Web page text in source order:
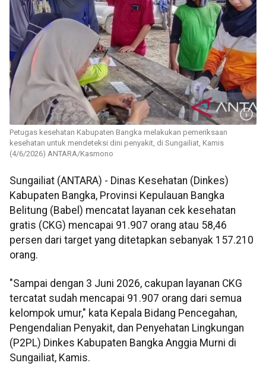
Petugas kesehatan Kabupaten Bangka melakukan pemeriksaan
kesehatan untuk mendeteksi dini penyakit, di Sungailiat, Kamis
(4/6/2026) ANTARA/Kasmono
Sungailiat (ANTARA) - Dinas Kesehatan (Dinkes)
Kabupaten Bangka, Provinsi Kepulauan Bangka
Belitung (Babel) mencatat layanan cek kesehatan
gratis (CKG) mencapai 91.907 orang atau 58,46
persen dari target yang ditetapkan sebanyak 157.210
orang.
"Sampai dengan 3 Juni 2026, cakupan layanan CKG
tercatat sudah mencapai 91.907 orang dari semua
kelompok umur," kata Kepala Bidang Pencegahan,
Pengendalian Penyakit, dan Penyehatan Lingkungan
(P2PL) Dinkes Kabupaten Bangka Anggia Murni di
Sungailiat, Kamis.